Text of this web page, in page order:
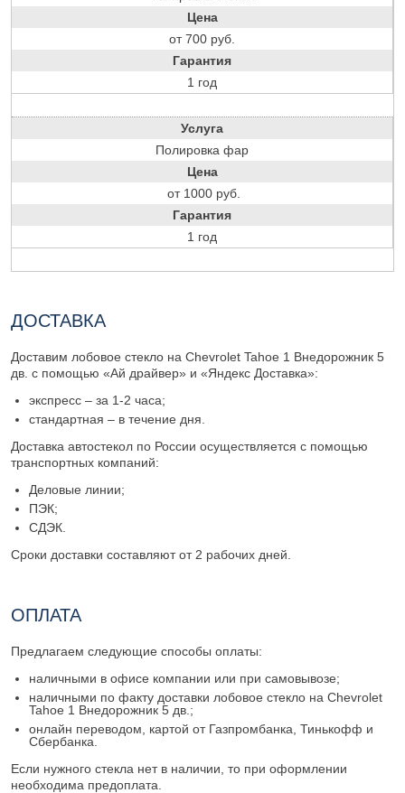
Цена
от 700 руб.
Гарантия
1 год
Услуга
Полировка фар
Цена
от 1000 руб.
Гарантия
1 год
ДОСТАВКА
Доставим лобовое стекло на Chevrolet Tahoe 1 Внедорожник 5
дв. с помощью «Ай драйвер» и «Яндекс Доставка»:
экспресс – за 1-2 часа;
стандартная – в течение дня.
Доставка автостекол по России осуществляется с помощью
транспортных компаний:
Деловые линии;
ПЭК;
СДЭК.
Сроки доставки составляют от 2 рабочих дней.
ОПЛАТА
Предлагаем следующие способы оплаты:
наличными в офисе компании или при самовывозе;
наличными по факту доставки лобовое стекло на Chevrolet
Tahoe 1 Внедорожник 5 дв.;
онлайн переводом, картой от Газпромбанка, Тинькофф и
Сбербанка.
Если нужного стекла нет в наличии, то при оформлении
необходима предоплата.